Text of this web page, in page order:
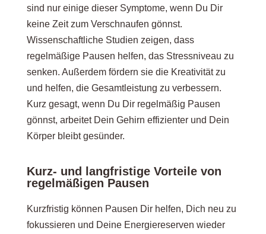
sind nur einige dieser Symptome, wenn Du Dir
keine Zeit zum Verschnaufen gönnst.
Wissenschaftliche Studien zeigen, dass
regelmäßige Pausen helfen, das Stressniveau zu
senken. Außerdem fördern sie die Kreativität zu
und helfen, die Gesamtleistung zu verbessern.
Kurz gesagt, wenn Du Dir regelmäßig Pausen
gönnst, arbeitet Dein Gehirn effizienter und Dein
Körper bleibt gesünder.
Kurz- und langfristige Vorteile von
regelmäßigen Pausen
Kurzfristig können Pausen Dir helfen, Dich neu zu
fokussieren und Deine Energiereserven wieder